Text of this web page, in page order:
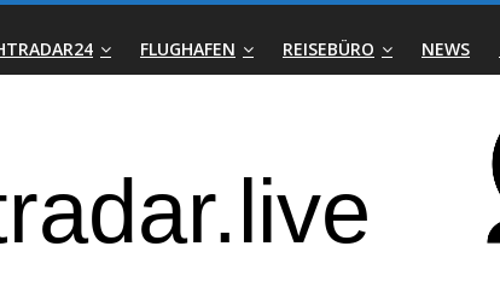
FLUGHAFEN REISEBÜRO NEWS